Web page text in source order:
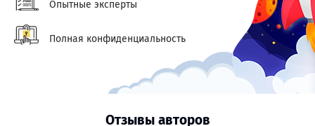
Опытные эксперты
Полная конфиденциальность
Отзывы авторов